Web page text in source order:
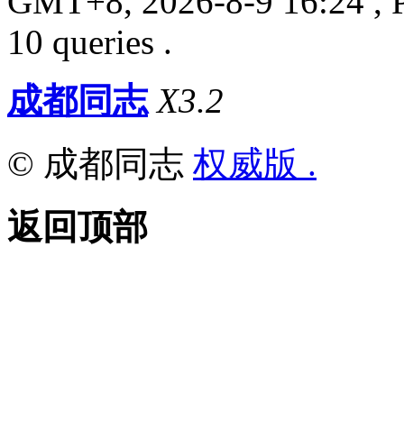
10 queries .
成都同志 X3.2
© 成都同志 权威版 .
返回顶部